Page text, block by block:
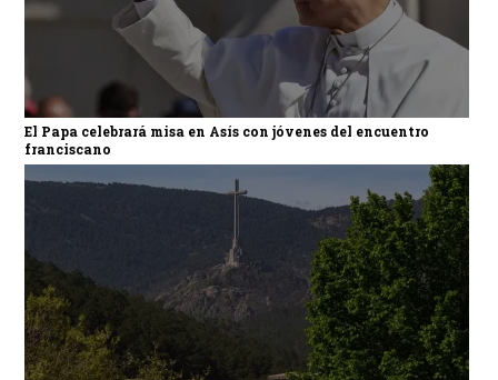
El Papa celebrará misa en Asís con jóvenes del encuentro
franciscano